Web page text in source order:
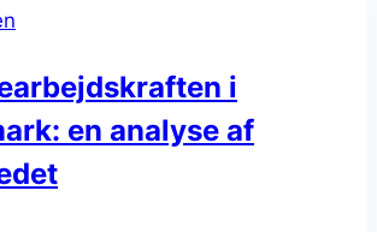
i
en analyse af